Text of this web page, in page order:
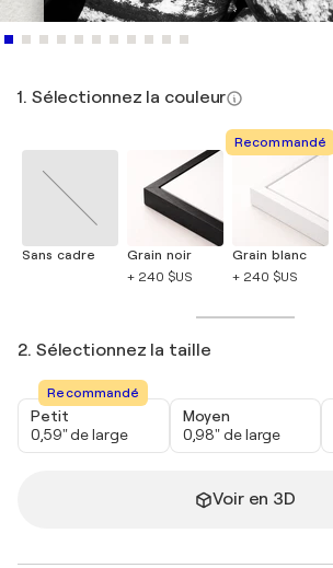
1. Sélectionnez la couleur
Sans cadre
Grain noir
+ 240 $US
Recommandé
Grain blanc
+ 240 $US
2. Sélectionnez la taille
Recommandé
Petit
0,59" de large
Moyen
0,98" de large
Voir en 3D